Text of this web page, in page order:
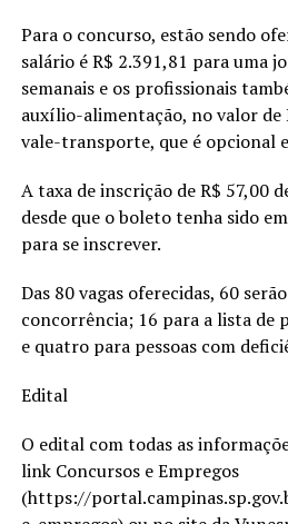
Para o concurso, estão sendo
salário é R$ 2.391,81 para uma
semanais e os profissionais
auxílio-alimentação, no valor de
vale-transporte, que é opcional
A taxa de inscrição de R$ 57,00
desde que o boleto tenha sido
para se inscrever.
Das 80 vagas oferecidas, 60
concorrência; 16 para a lista de
e quatro para pessoas com
Edital
O edital com todas as
link Concursos e Empregos
(https://